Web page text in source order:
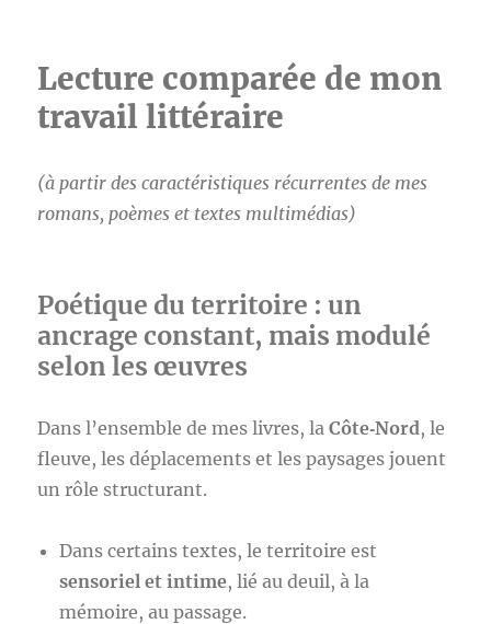
Lecture comparée de mon
travail littéraire
(à partir des caractéristiques récurrentes de mes
romans, poèmes et textes multimédias)
Poétique du territoire : un
ancrage constant, mais modulé
selon les œuvres
Dans l’ensemble de mes livres, laCôte‑Nord, le
fleuve, les déplacements et les paysages jouent
un rôle structurant.
Dans certains textes, le territoire est
sensoriel et intime, lié au deuil, à la
mémoire, au passage.